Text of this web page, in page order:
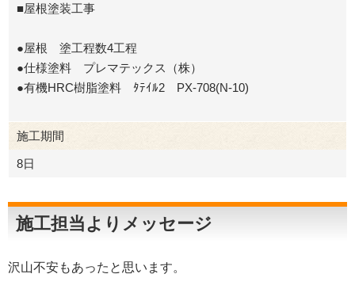
■屋根塗装工事
●屋根 塗工程数4工程
●仕様塗料 プレマテックス（株）
●有機HRC樹脂塗料 ﾀﾃｲﾙ2 PX-708(N-10)
施工期間
8日
施工担当よりメッセージ
沢山不安もあったと思います。